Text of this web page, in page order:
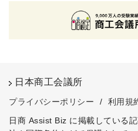
日本商工会議所
プライバシーポリシー / 利用規
日商 Assist Biz に掲載している